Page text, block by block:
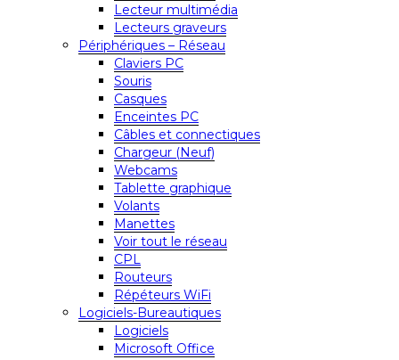
Lecteur multimédia
Lecteurs graveurs
Périphériques – Réseau
Claviers PC
Souris
Casques
Enceintes PC
Câbles et connectiques
Chargeur (Neuf)
Webcams
Tablette graphique
Volants
Manettes
Voir tout le réseau
CPL
Routeurs
Répéteurs WiFi
Logiciels-Bureautiques
Logiciels
Microsoft Office